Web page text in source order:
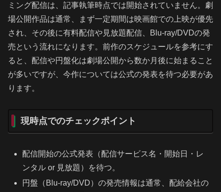
ミング配信は、記事執筆時点では開始されていません。劇
場公開作品は通常、まず一定期間は映画館での上映が優先
され、その後に有料配信や見放題配信、Blu-ray/DVDの発
売という流れになります。前作のスケジュールを参考にす
ると、配信や円盤化は劇場公開から数か月後に始まること
が多いですが、今作については公式の発表を待つ必要があ
ります。
現時点でのチェックポイント
配信開始の公式発表（配信サービス名・開始日・レ
ンタル or 見放題）を待つ。
円盤（Blu-ray/DVD）の発売情報は通常、配給会社の